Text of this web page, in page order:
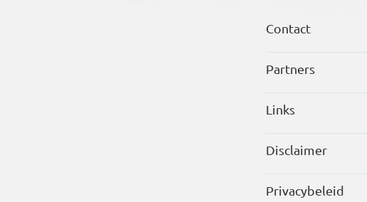
Contact
Partners
Links
Disclaimer
Privacybeleid